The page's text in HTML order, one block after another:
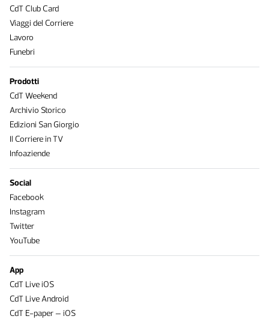
CdT Club Card
Viaggi del Corriere
Lavoro
Funebri
Prodotti
CdT Weekend
Archivio Storico
Edizioni San Giorgio
Il Corriere in TV
Infoaziende
Social
Facebook
Instagram
Twitter
YouTube
App
CdT Live iOS
CdT Live Android
CdT E-paper – iOS